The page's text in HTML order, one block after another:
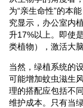
为“亲生命性”的本
究显示，办公室内
升17%以上。即使
类植物），激活大
当然，绿植系统的
可能增加蚊虫滋生
理的搭配应包括不
维护成本。只有当